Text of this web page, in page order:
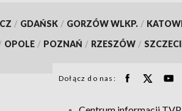
/ GDAŃSK / GORZÓW WLKP. /
OPOLE / POZNAŃ / RZESZÓW /
Dołącz do nas: